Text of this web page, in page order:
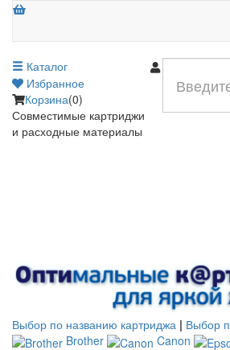
Каталог
Избранное
Корзина(0)
Совместимые картриджи
и расходные материалы
Выбор по названию картриджа | Выбор
Brother
Canon